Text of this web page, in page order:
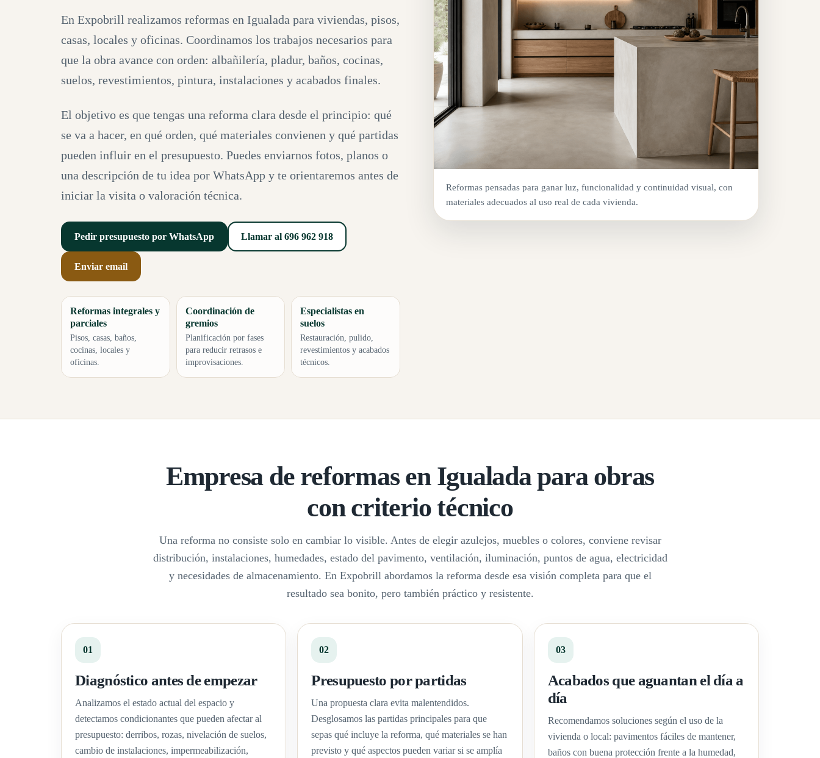
En Expobrill realizamos reformas en Igualada para viviendas, pisos,
casas, locales y oficinas. Coordinamos los trabajos necesarios para
que la obra avance con orden: albañilería, pladur, baños, cocinas,
suelos, revestimientos, pintura, instalaciones y acabados finales.
El objetivo es que tengas una reforma clara desde el principio: qué
se va a hacer, en qué orden, qué materiales convienen y qué partidas
pueden influir en el presupuesto. Puedes enviarnos fotos, planos o
una descripción de tu idea por WhatsApp y te orientaremos antes de
iniciar la visita o valoración técnica.
Pedir presupuesto por WhatsApp Llamar al 696 962 918
Enviar email
Reformas integrales y
parciales
Pisos, casas, baños,
cocinas, locales y
oficinas.
Coordinación de
gremios
Planificación por fases
para reducir retrasos e
improvisaciones.
Especialistas en
suelos
Restauración, pulido,
revestimientos y acabados
técnicos.
Reformas pensadas para ganar luz, funcionalidad y continuidad visual, con
materiales adecuados al uso real de cada vivienda.
Empresa de reformas en Igualada para obras
con criterio técnico
Una reforma no consiste solo en cambiar lo visible. Antes de elegir azulejos, muebles o colores, conviene revisar
distribución, instalaciones, humedades, estado del pavimento, ventilación, iluminación, puntos de agua, electricidad
y necesidades de almacenamiento. En Expobrill abordamos la reforma desde esa visión completa para que el
resultado sea bonito, pero también práctico y resistente.
01
Diagnóstico antes de empezar
Analizamos el estado actual del espacio y
detectamos condicionantes que pueden afectar al
presupuesto: derribos, rozas, nivelación de suelos,
cambio de instalaciones, impermeabilización,
02
Presupuesto por partidas
Una propuesta clara evita malentendidos.
Desglosamos las partidas principales para que
sepas qué incluye la reforma, qué materiales se han
previsto y qué aspectos pueden variar si se amplía
03
Acabados que aguantan el día a
día
Recomendamos soluciones según el uso de la
vivienda o local: pavimentos fáciles de mantener,
baños con buena protección frente a la humedad,